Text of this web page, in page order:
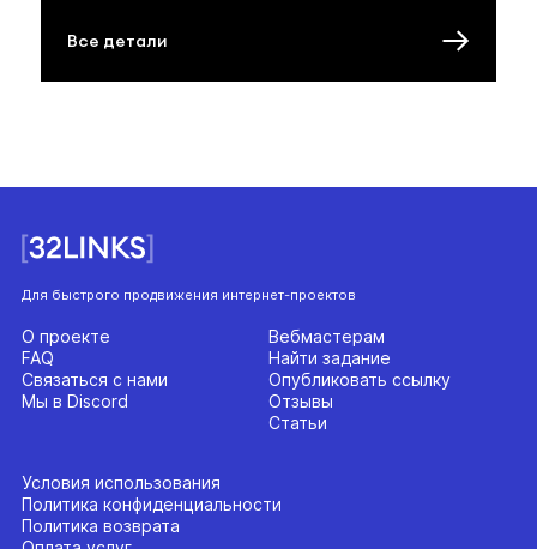
Все детали
Для быстрого продвижения интернет-проектов
Вебмастерам
Найти задание
Опубликовать ссылку
Отзывы
Статьи
О проекте
FAQ
Связаться с нами
Мы в Discord
Условия использования
Политика конфиденциальности
Политика возврата